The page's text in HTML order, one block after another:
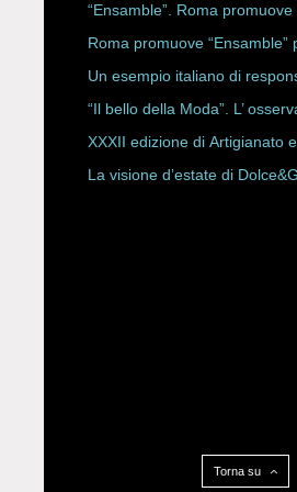
ROBERTA ANGELILLI
“Ensamble”. Roma promuove
Storici
Roma promuove “Ensamble”
Un esempio italiano di
Rete Slow Fiber
“Il bello della Moda”. L’
XXXII edizione di Artigianato
La visione d’estate di
Torna su